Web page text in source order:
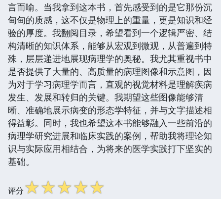
言而喻。当我拿到这本书，首先感受到的是它那份沉
甸甸的质感，这不仅是物理上的重量，更是知识和经
验的厚度。我翻阅目录，希望看到一个逻辑严密、结
构清晰的知识体系，能够从宏观到微观，从普遍到特
殊，层层递进地展现病理学的奥秘。我尤其重视书中
是否提供了大量的、高质量的病理图像和示意图，因
为对于学习病理学而言，直观的视觉材料是理解疾病
发生、发展和转归的关键。我期望这些图像能够清
晰、准确地展示病变的形态学特征，并与文字描述相
得益彰。同时，我也希望这本书能够融入一些前沿的
病理学研究进展和临床实践的案例，帮助我将理论知
识与实际应用相结合，为将来的医学实践打下坚实的
基础。
评分☆☆☆☆☆